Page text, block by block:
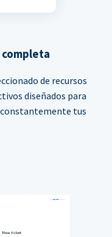
de recursos
diseñados para
tus